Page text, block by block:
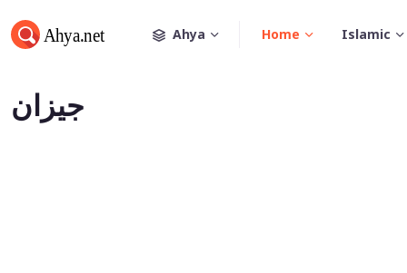
Ahya Home Islamic
جیزان